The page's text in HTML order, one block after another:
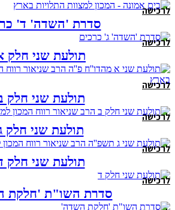
לרכישה
סדרת 'השדה' ד'
לרכישה
תולעת שני חלק
לרכישה
תולעת שני חלק
לרכישה
תולעת שני חלק
לרכישה
תולעת שני חלק
לרכישה
סדרת השו"ת 'חלקת